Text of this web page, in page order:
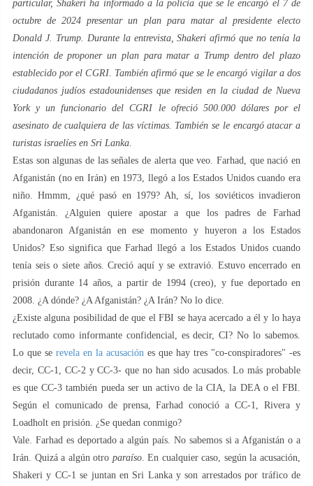
particular, Shakeri ha informado a la policía que se le encargó el 7 de
octubre de 2024 presentar un plan para matar al presidente electo
Donald J. Trump. Durante la entrevista, Shakeri afirmó que no tenía la
intención de proponer un plan para matar a Trump dentro del plazo
establecido por el CGRI. También afirmó que se le encargó vigilar a dos
ciudadanos judíos estadounidenses que residen en la ciudad de Nueva
York y un funcionario del CGRI le ofreció 500.000 dólares por el
asesinato de cualquiera de las víctimas. También se le encargó atacar a
turistas israelíes en Sri Lanka.
Estas son algunas de las señales de alerta que veo. Farhad, que nació en
Afganistán (no en Irán) en 1973, llegó a los Estados Unidos cuando era
niño. Hmmm, ¿qué pasó en 1979? Ah, sí, los soviéticos invadieron
Afganistán. ¿Alguien quiere apostar a que los padres de Farhad
abandonaron Afganistán en ese momento y huyeron a los Estados
Unidos? Eso significa que Farhad llegó a los Estados Unidos cuando
tenía seis o siete años. Creció aquí y se extravió. Estuvo encerrado en
prisión durante 14 años, a partir de 1994 (creo), y fue deportado en
2008. ¿A dónde? ¿A Afganistán? ¿A Irán? No lo dice.
¿Existe alguna posibilidad de que el FBI se haya acercado a él y lo haya
reclutado como informante confidencial, es decir, CI? No lo sabemos.
Lo que se revela en la acusación es que hay tres "co-conspiradores" -es
decir, CC-1, CC-2 y CC-3- que no han sido acusados. Lo más probable
es que CC-3 también pueda ser un activo de la CIA, la DEA o el FBI.
Según el comunicado de prensa, Farhad conoció a CC-1, Rivera y
Loadholt en prisión. ¿Se quedan conmigo?
Vale. Farhad es deportado a algún país. No sabemos si a Afganistán o a
Irán. Quizá a algún otro paraíso. En cualquier caso, según la acusación,
Shakeri y CC-1 se juntan en Sri Lanka y son arrestados por tráfico de